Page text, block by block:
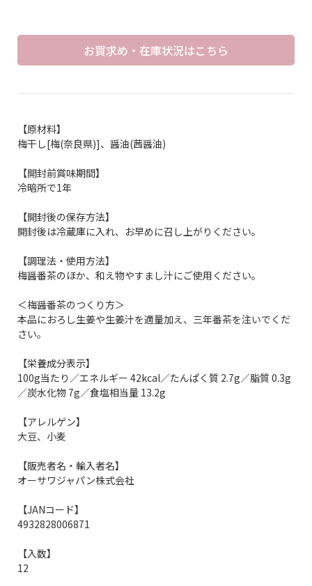
お買求め・在庫状況はこちら
【原材料】
梅干し[梅(奈良県)]、醤油(茜醤油)
【開封前賞味期間】
冷暗所で1年
【開封後の保存方法】
開封後は冷蔵庫に入れ、お早めに召し上がりください。
【調理法・使用方法】
梅醤番茶のほか、和え物やすまし汁にご使用ください。
＜梅醤番茶のつくり方＞
本品におろし生姜や生姜汁を適量加え、三年番茶を注いでくだ
さい。
【栄養成分表示】
100g当たり／エネルギー 42kcal／たんぱく質 2.7g／脂質 0.3g
／炭水化物 7g／食塩相当量 13.2g
【アレルゲン】
大豆、小麦
【販売者名・輸入者名】
オーサワジャパン株式会社
【JANコード】
4932828006871
【入数】
12